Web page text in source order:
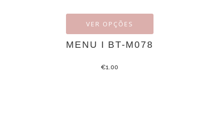
VER OPÇÕES
MENU I BT-M078
€1.00